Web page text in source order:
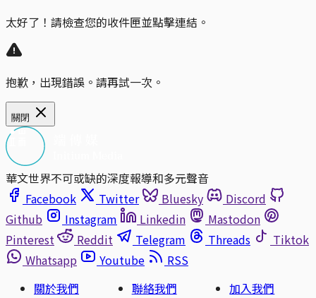
太好了！請檢查您的收件匣並點擊連結。
抱歉，出現錯誤。請再試一次。
關閉
華文世界不可或缺的深度報導和多元聲音
Facebook
Twitter Bluesky
Discord
Github
Instagram Linkedin
Mastodon
Pinterest
Reddit Telegram Threads
Tiktok
Whatsapp
Youtube
RSS
關於我們
聯絡我們
加入我們